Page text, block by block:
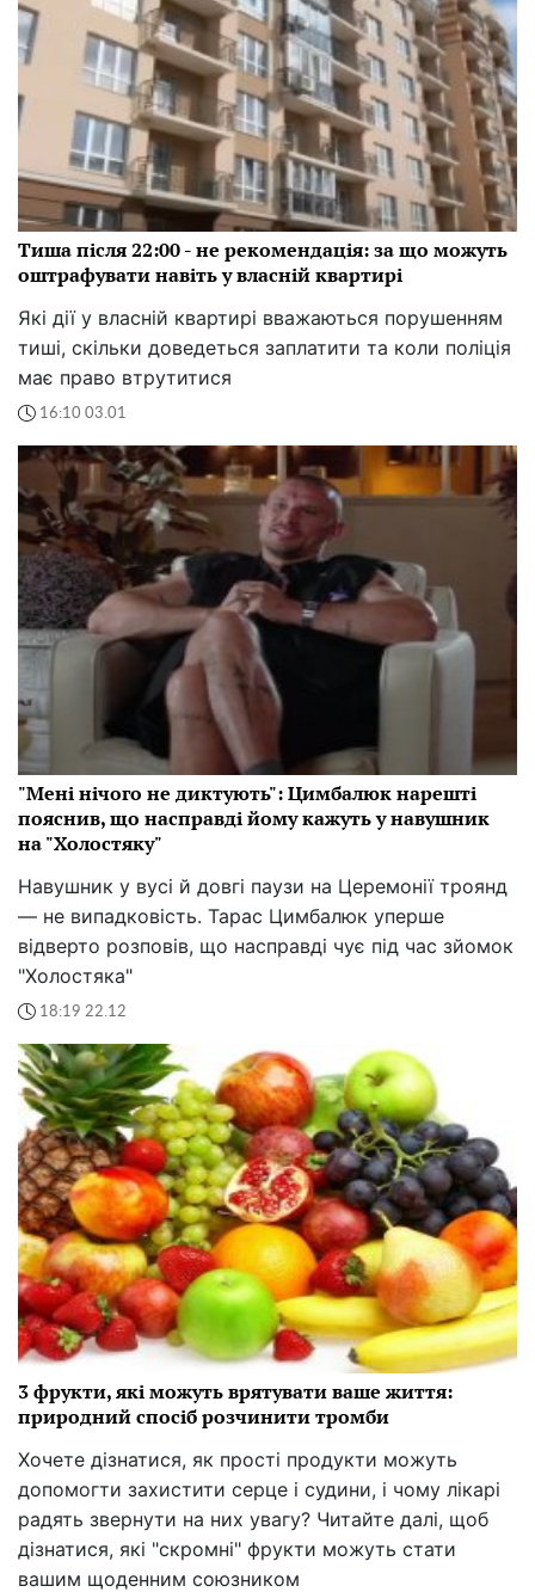
Тиша після 22:00 - не рекомендація: за що можуть
оштрафувати навіть у власній квартирі
Які дії у власній квартирі вважаються порушенням
тиші, скільки доведеться заплатити та коли поліція
має право втрутитися
16:10 03.01
"Мені нічого не диктують": Цимбалюк нарешті
пояснив, що насправді йому кажуть у навушник
на "Холостяку"
Навушник у вусі й довгі паузи на Церемонії троянд
— не випадковість. Тарас Цимбалюк уперше
відверто розповів, що насправді чує під час зйомок
"Холостяка"
18:19 22.12
3 фрукти, які можуть врятувати ваше життя:
природний спосіб розчинити тромби
Хочете дізнатися, як прості продукти можуть
допомогти захистити серце і судини, і чому лікарі
радять звернути на них увагу? Читайте далі, щоб
дізнатися, які "скромні" фрукти можуть стати
вашим щоденним союзником